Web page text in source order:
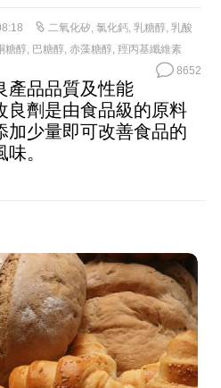
二氧化矽, 氯化鈣, 乳糖醇, 乳酸
糖醇, 巴糖醇, 赤藻糖醇, 羥丙基纖維素
8652
產品品質及性能
良劑是由食品級的原料
加少量即可改善食品的
。